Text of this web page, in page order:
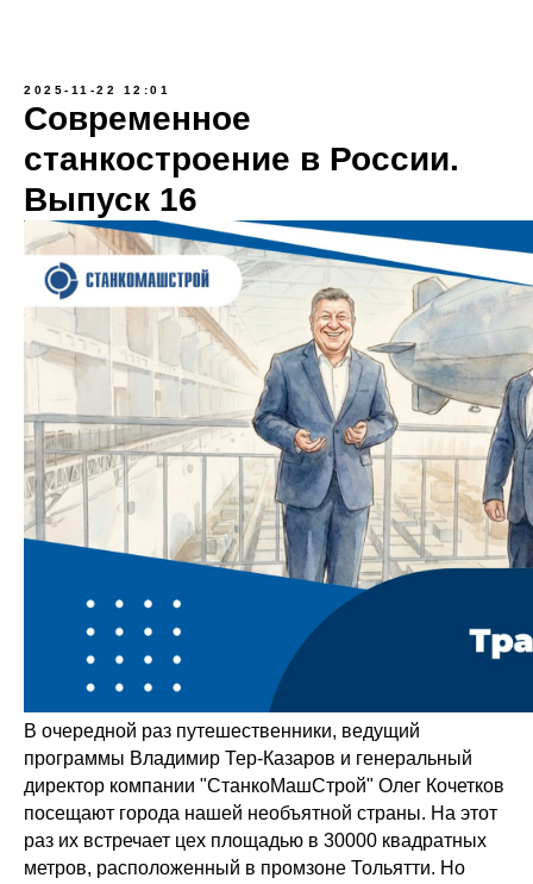
2025-11-22 12:01
Современное
станкостроение в России.
Выпуск 16
В очередной раз путешественники, ведущий
программы Владимир Тер-Казаров и генеральный
директор компании "СтанкоМашСтрой" Олег Кочетков
посещают города нашей необъятной страны. На этот
раз их встречает цех площадью в 30000 квадратных
метров, расположенный в промзоне Тольятти. Но